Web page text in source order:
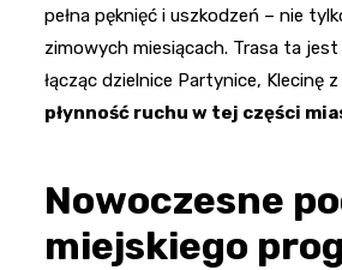
pełna pęknięć i uszkodzeń – nie
zimowych miesiącach. Trasa ta
łącząc dzielnice Partynice, Klecinę z
płynność ruchu w tej części
Nowoczesne
miejskiego